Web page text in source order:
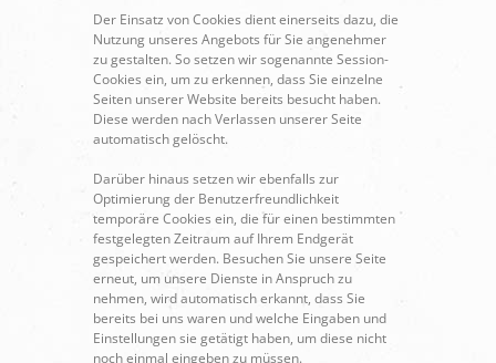
Der Einsatz von Cookies dient einerseits dazu, die
Nutzung unseres Angebots für Sie angenehmer
zu gestalten. So setzen wir sogenannte Session-
Cookies ein, um zu erkennen, dass Sie einzelne
Seiten unserer Website bereits besucht haben.
Diese werden nach Verlassen unserer Seite
automatisch gelöscht.
Darüber hinaus setzen wir ebenfalls zur
Optimierung der Benutzerfreundlichkeit
temporäre Cookies ein, die für einen bestimmten
festgelegten Zeitraum auf Ihrem Endgerät
gespeichert werden. Besuchen Sie unsere Seite
erneut, um unsere Dienste in Anspruch zu
nehmen, wird automatisch erkannt, dass Sie
bereits bei uns waren und welche Eingaben und
Einstellungen sie getätigt haben, um diese nicht
noch einmal eingeben zu müssen.